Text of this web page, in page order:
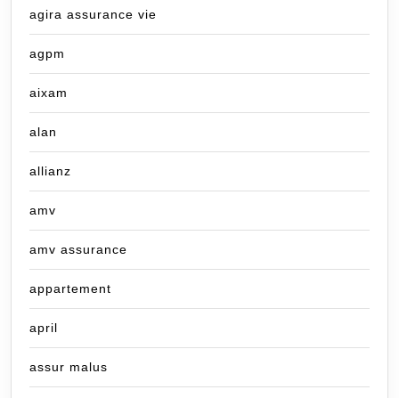
agira assurance vie
agpm
aixam
alan
allianz
amv
amv assurance
appartement
april
assur malus